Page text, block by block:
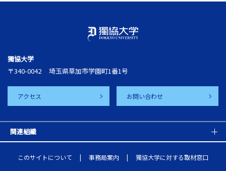
獨協大学
〒340-0042
埼玉県草加市学園町1番1号
アクセス お問い合わせ
関連組織
このサイトについて 事務局案内 獨協大学に対する取材窓口